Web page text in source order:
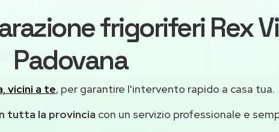
frigoriferi Rex
Padovana
vicini a te, per garantire l'intervento rapido a casa tua.
tutta la provincia con un servizio professionale e